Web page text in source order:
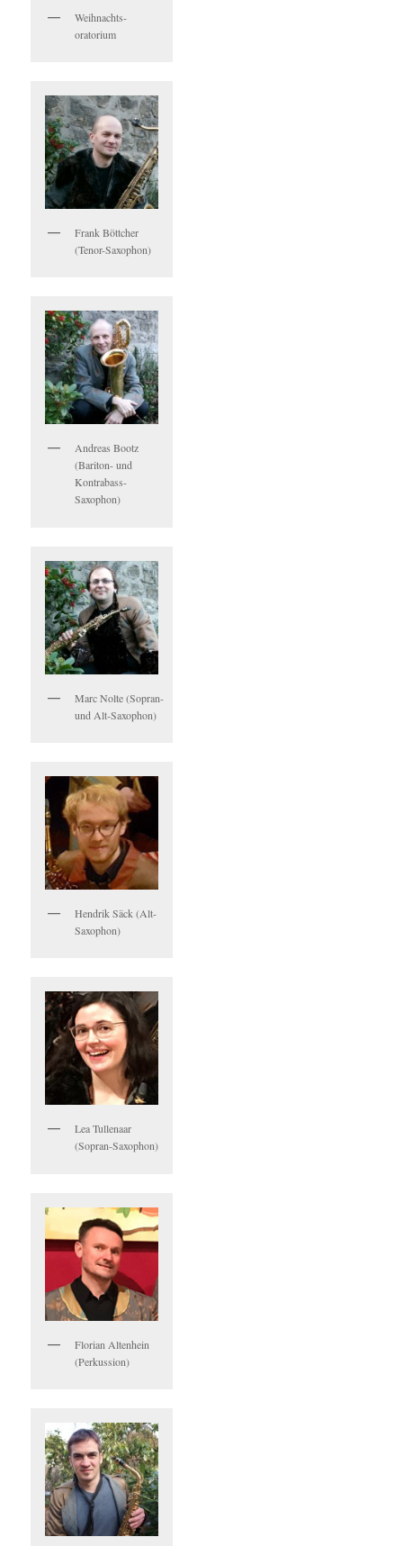
Weihnachts-
oratorium
Frank Böttcher
(Tenor-Saxophon)
Andreas Bootz
(Bariton- und
Kontrabass-
Saxophon)
Marc Nolte (Sopran-
und Alt-Saxophon)
Hendrik Säck (Alt-
Saxophon)
Lea Tullenaar
(Sopran-Saxophon)
Florian Altenhein
(Perkussion)